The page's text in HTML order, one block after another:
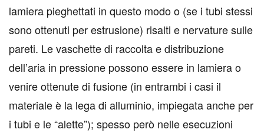
lamiera pieghettati in questo modo o (se i tubi stessi
sono ottenuti per estrusione) risalti e nervature sulle
pareti. Le vaschette di raccolta e distribuzione
dell’aria in pressione possono essere in lamiera o
venire ottenute di fusione (in entrambi i casi il
materiale è la lega di alluminio, impiegata anche per
i tubi e le “alette”); spesso però nelle esecuzioni